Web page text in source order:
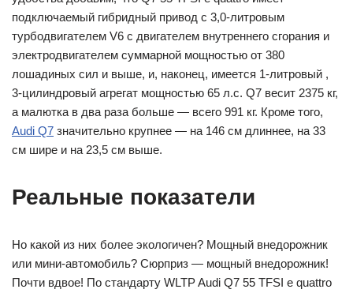
подключаемый гибридный привод с 3,0-литровым
турбодвигателем V6 с двигателем внутреннего сгорания и
электродвигателем суммарной мощностью от 380
лошадиных сил и выше, и, наконец, имеется 1-литровый ,
3-цилиндровый агрегат мощностью 65 л.с. Q7 весит 2375 кг,
а малютка в два раза больше — всего 991 кг. Кроме того,
Audi Q7 значительно крупнее — на 146 см длиннее, на 33
см шире и на 23,5 см выше.
Реальные показатели
Но какой из них более экологичен? Мощный внедорожник
или мини-автомобиль? Сюрприз — мощный внедорожник!
Почти вдвое! По стандарту WLTP Audi Q7 55 TFSI e quattro